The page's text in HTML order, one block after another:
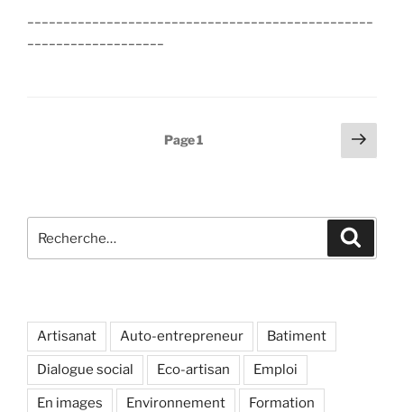
Page1
Page
pour
Artisanat Auto-entrepreneur Batiment
Dialogue social Eco-artisan Emploi
En images Environnement Formation